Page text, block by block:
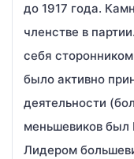
до 1917 года.
членстве в
себя
было активно
деятельности
меньшевиков был
Лидером